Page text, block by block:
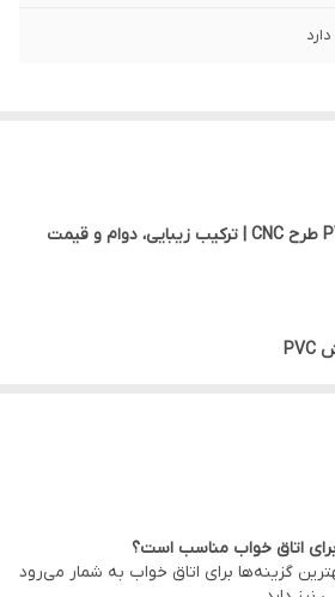
دارد
درب اتاقی MDF روکش PVC طرح CNC | ترکیب زیبایی، دوام و قیمت
پروژه‌های مسکونی، اداری و تجاری مورد
این نوع درب از مغزی MDF باکیفیت ساخته شده و روی آن با روکش
PVC پوشانده می‌شود. همچنین با استفاده از دستگاه CNC طرح‌های
گزینه‌ها برای اتاق خواب به شمار می‌رود